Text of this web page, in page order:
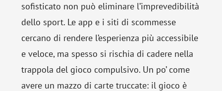
sofisticato non può eliminare l’imprevedibilità
dello sport. Le app e i siti di scommesse
cercano di rendere l’esperienza più accessibile
e veloce, ma spesso si rischia di cadere nella
trappola del gioco compulsivo. Un po’ come
avere un mazzo di carte truccate: il gioco è